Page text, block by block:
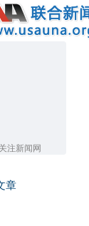
关注新闻网
章